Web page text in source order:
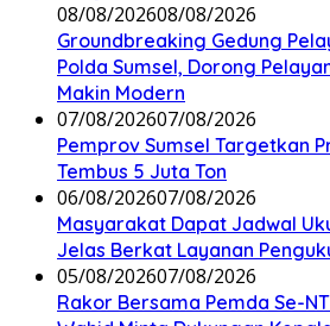
08/08/202608/08/2026
Groundbreaking Gedung
Polda Sumsel, Dorong
Makin Modern
07/08/202607/08/2026
Pemprov Sumsel Targetkan
Tembus 5 Juta Ton
06/08/202607/08/2026
Masyarakat Dapat Jadwal
Jelas Berkat Layanan
05/08/202607/08/2026
Rakor Bersama Pemda Se-